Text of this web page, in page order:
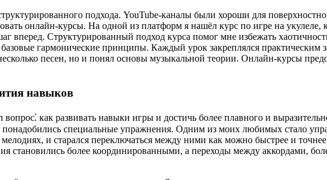
подхода. YouTube-каналы были хороши для
онлайн-курсы. На одной из платформ я нашёл курс по игре на укулеле,
вперед. Структурированный подход курса помог мне избежать
гармонические принципы. Каждый урок закреплялся практическим
песен, но и понял основы музыкальной теории. Онлайн-курсы
навыков
как развивать навыки игры и достичь более плавного и
понадобились специальные упражнения. Одним из моих любимых стало
и старался переключаться между ними как можно быстрее и
становились более координированными, а переходы между аккордами,